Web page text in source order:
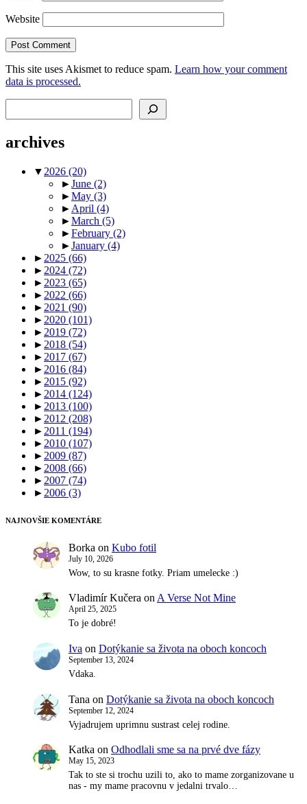
Website
This site uses Akismet to reduce spam. Learn how your comment
data is processed.
archives
▼ 2026 (20)
►June (2)
►May (3)
► April (4)
►March (5)
►February (2)
►January (4)
► 2025 (66)
► 2024 (72)
► 2023 (65)
► 2022 (66)
► 2021 (90)
► 2020 (101)
► 2019 (72)
► 2018 (54)
► 2017 (67)
► 2016 (84)
► 2015 (92)
► 2014 (124)
► 2013 (100)
► 2012 (208)
► 2011 (194)
► 2010 (107)
► 2009 (87)
► 2008 (66)
► 2007 (74)
► 2006 (3)
NAJNOVŠIE KOMENTÁRE
Borka on Kubo fotil
July 10, 2026
Wow, to su krasne fotky. Priam umelecke :)
Vladimír Kučera on A Verse Not Mine
April 25, 2025
To je dobré!
Iva on Dotýkanie sa života na oboch koncoch
September 13, 2024
Vdaka.
Tana on Dotýkanie sa života na oboch koncoch
September 12, 2024
Vyjadrujem uprimnu sustrast celej rodine.
Katka on Odhodlali sme sa na prvé dve fázy
May 15, 2023
Tak to ste si trochu uzili to, ako to mame zorganizovane u
nas - my mame pracovnu v jedalni trvalo…